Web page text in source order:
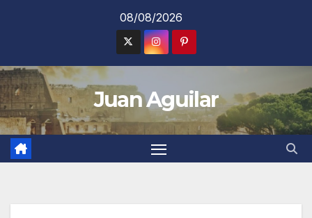
08/08/2026
Juan Aguilar